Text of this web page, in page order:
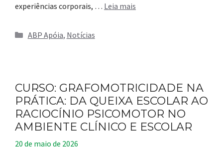
experiências corporais, … Leia mais
Categorias
ABP Apóia, Notícias
CURSO: GRAFOMOTRICIDADE NA
PRÁTICA: DA QUEIXA ESCOLAR AO
RACIOCÍNIO PSICOMOTOR NO
AMBIENTE CLÍNICO E ESCOLAR
20 de maio de 2026